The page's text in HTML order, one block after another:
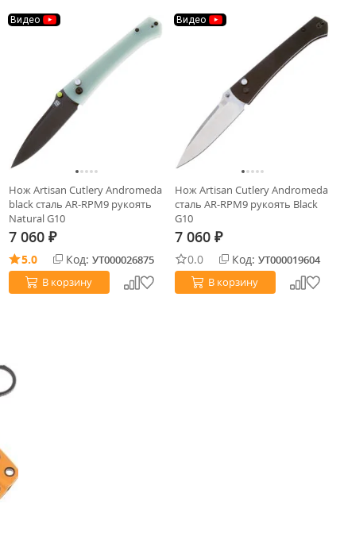
Видео
Нож Artisan Cutlery Andromeda
black сталь AR-RPM9 рукоять
Natural G10
7 060 ₽
5.0 Код: УТ000026875
В корзину
Видео
Нож Artisan Cutlery Andromeda
сталь AR-RPM9 рукоять Black
G10
7 060 ₽
0.0 Код: УТ000019604
В корзину